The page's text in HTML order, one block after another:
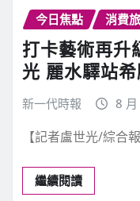
今日焦點 消費
打卡藝術再升
光 麗水驛站
新一代時報 8
【記者盧世光/綜合
繼續閱讀